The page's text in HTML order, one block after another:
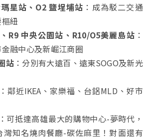
星站、O2 鹽埕埔站 ：成為駁二交通
紐
R9 中央公園站、R10/O5美麗島站 ：
融中心及新崛江商圈
站 ：分別有大遠百、遠東SOGO及新光
： 鄰近IKEA、家樂福、台鋁MLD、好市
：可抵達高雄最大的購物中心-夢時代，
灣知名燒肉餐廳-碳佐麻里！對面還有